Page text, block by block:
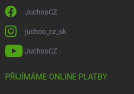
JuchooCZ
juchoo_cz_sk
JuchooCZ
PŘIJÍMÁME ONLINE PLATBY